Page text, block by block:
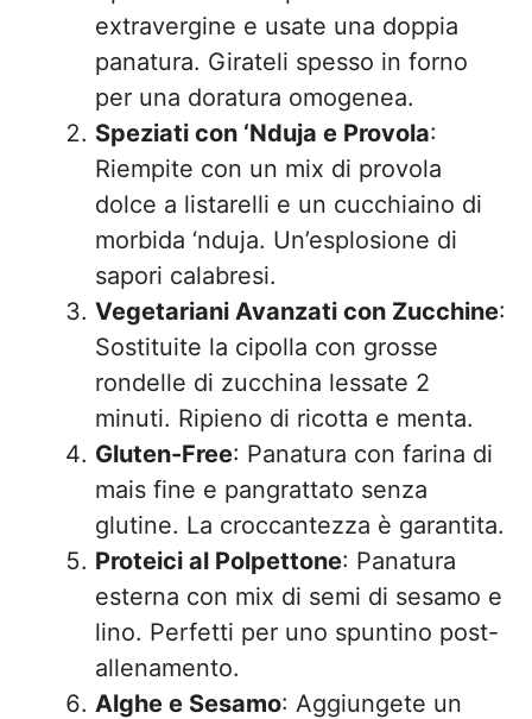
extravergine e usate una doppia
panatura. Girateli spesso in forno
per una doratura omogenea.
Speziati con ‘Nduja e Provola:
Riempite con un mix di provola
dolce a listarelli e un cucchiaino di
morbida ‘nduja. Un’esplosione di
sapori calabresi.
Vegetariani Avanzati con Zucchine:
Sostituite la cipolla con grosse
rondelle di zucchina lessate 2
minuti. Ripieno di ricotta e menta.
Gluten-Free: Panatura con farina di
mais fine e pangrattato senza
glutine. La croccantezza è garantita.
Proteici al Polpettone: Panatura
esterna con mix di semi di sesamo e
lino. Perfetti per uno spuntino post-
allenamento.
Alghe e Sesamo: Aggiungete un